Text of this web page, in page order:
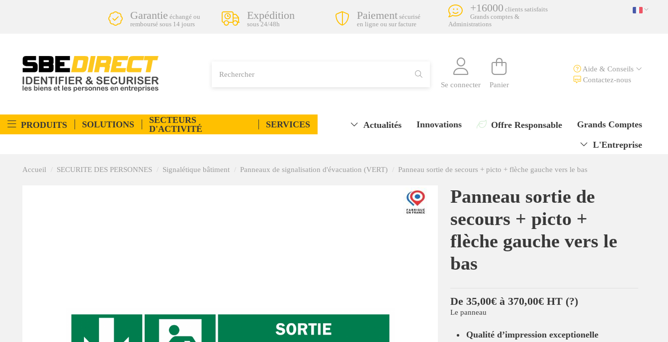
Garantie échangé ou
remboursé sous 14 jours
Expédition
sous 24/48h
Paiement sécurisé
en ligne ou sur facture
+16000 clients satisfaits
Grands comptes &
Administrations
Se connecter Panier
Aide & Conseils
Contactez-nous
PRODUITS SOLUTIONS
SECTEURS
D'ACTIVITÉ
SERVICES Grands Comptes
Offre Responsable
Innovations
Actualités
L'Entreprise
Accueil SECURITE DES PERSONNES Signalétique bâtiment Panneaux de signalisation d'évacuation (VERT) Panneau sortie de secours + picto + flèche gauche vers le bas
Panneau sortie de
secours + picto +
flèche gauche vers le
bas
De 35,00€ à 370,00€ HT (?)
Le panneau
Qualité d’impression exceptionelle